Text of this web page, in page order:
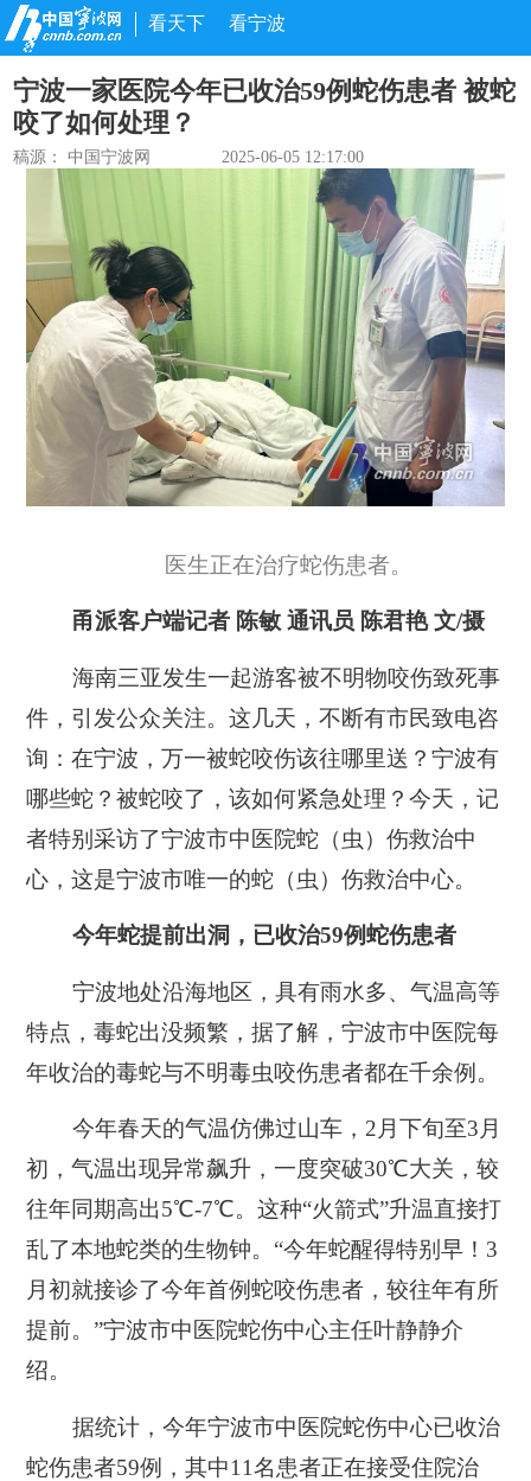
看天下 看宁波
宁波一家医院今年已收治59例蛇伤患者 被蛇
咬了如何处理？
稿源： 中国宁波网 2025-06-05 12:17:00
医生正在治疗蛇伤患者。
甬派客户端记者 陈敏 通讯员 陈君艳 文/摄
海南三亚发生一起游客被不明物咬伤致死事
件，引发公众关注。这几天，不断有市民致电咨
询：在宁波，万一被蛇咬伤该往哪里送？宁波有
哪些蛇？被蛇咬了，该如何紧急处理？今天，记
者特别采访了宁波市中医院蛇（虫）伤救治中
心，这是宁波市唯一的蛇（虫）伤救治中心。
今年蛇提前出洞，已收治59例蛇伤患者
宁波地处沿海地区，具有雨水多、气温高等
特点，毒蛇出没频繁，据了解，宁波市中医院每
年收治的毒蛇与不明毒虫咬伤患者都在千余例。
今年春天的气温仿佛过山车，2月下旬至3月
初，气温出现异常飙升，一度突破30℃大关，较
往年同期高出5℃-7℃。这种“火箭式”升温直接打
乱了本地蛇类的生物钟。“今年蛇醒得特别早！3
月初就接诊了今年首例蛇咬伤患者，较往年有所
提前。”宁波市中医院蛇伤中心主任叶静静介
绍。
据统计，今年宁波市中医院蛇伤中心已收治
蛇伤患者59例，其中11名患者正在接受住院治